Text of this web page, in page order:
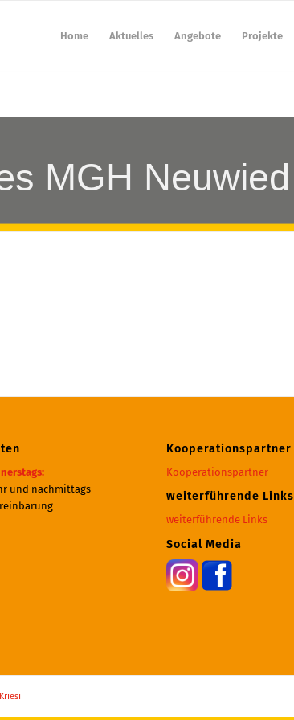
Home Aktuelles Angebote Projekte
MGH Neuwied
und nachmittags
Kooperationspartner
Kooperationspartner
weiterführende Links
weiterführende Links
Social Media